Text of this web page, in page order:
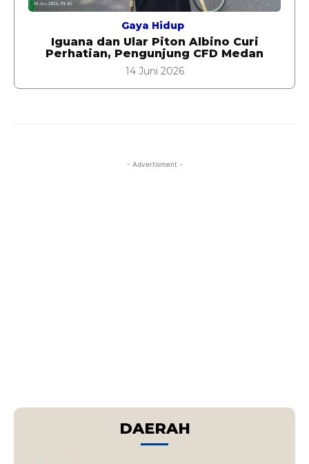
Gaya Hidup
Iguana dan Ular Piton Albino Curi
Perhatian, Pengunjung CFD Medan
14 Juni 2026
- Advertisment -
DAERAH